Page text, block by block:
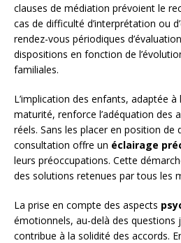
clauses de médiation prévoient le
cas de difficulté d’interprétation ou
rendez-vous périodiques
dispositions en fonction de
familiales.
L’implication des enfants, adaptée
maturité, renforce l’adéquation des
réels. Sans les placer en position de
consultation offre un éclairage
leurs préoccupations. Cette
des solutions retenues par tous les
La prise en compte des aspects
émotionnels, au-delà des questions
contribue à la solidité des accords.